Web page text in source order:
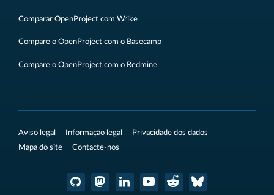
Comparar OpenProject com Wrike
Compare o OpenProject com o Basecamp
Compare o OpenProject com o Redmine
Aviso legal Informação legal
Privacidade dos dados
Mapa do site
Contacte-nos